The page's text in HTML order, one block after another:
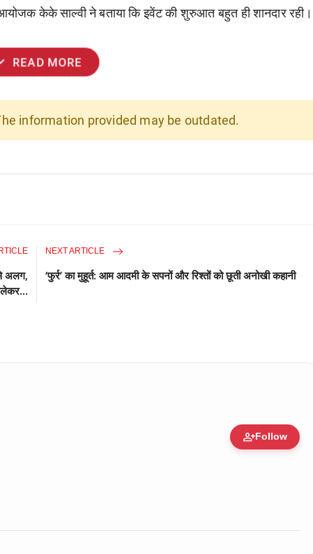
केके साल्वी ने बताया कि इवेंट की शुरुआत बहुत ही शानदार रही।
READ MORE
information provided may be outdated.
अलग,
NEXT ARTICLE
‘फुर्र’ का मुहूर्त: आम आदमी के सपनों और रिश्तों को छूती अनोखी कहानी
person_addFollow
• 30 Mar, 2026